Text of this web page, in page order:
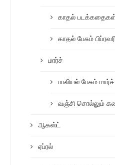
காதல்
காதல் பேசும் பிப்ரவரி
மார்ச்
பாலியல் பேசும் மார்ச்
வஞ்சி சொல்லும்
ஆகஸ்ட்
ஏப்ரல்